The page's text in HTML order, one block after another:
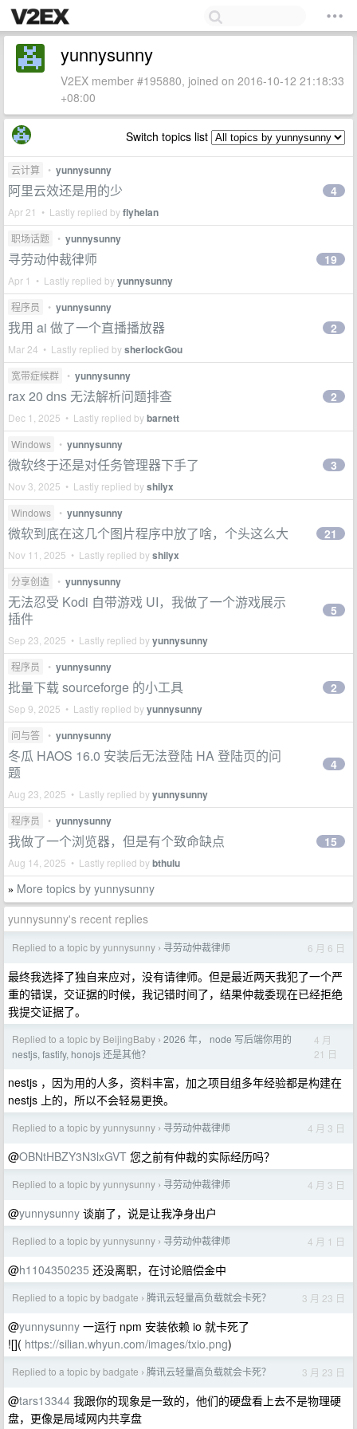
yunnysunny
V2EX member #195880, joined on 2016-10-12 21:18:33
+08:00
Switch topics list
云计算 • yunnysunny
阿里云效还是用的少
Apr 21 • Lastly replied byflyhelan
4
职场话题 • yunnysunny
寻劳动仲裁律师
Apr 1 • Lastly replied byyunnysunny
19
程序员 • yunnysunny
我用 ai 做了一个直播播放器
Mar 24 • Lastly replied bysherlockGou
2
宽带症候群 • yunnysunny
rax 20 dns 无法解析问题排查
Dec 1, 2025 • Lastly replied bybarnett
2
Windows • yunnysunny
微软终于还是对任务管理器下手了
Nov 3, 2025 • Lastly replied byshilyx
3
Windows • yunnysunny
微软到底在这几个图片程序中放了啥，个头这么大
Nov 11, 2025 • Lastly replied byshilyx
21
分享创造 • yunnysunny
无法忍受 Kodi 自带游戏 UI，我做了一个游戏展示
插件
Sep 23, 2025 • Lastly replied byyunnysunny
5
程序员 • yunnysunny
批量下载 sourceforge 的小工具
Sep 9, 2025 • Lastly replied byyunnysunny
2
问与答 • yunnysunny
冬瓜 HAOS 16.0 安装后无法登陆 HA 登陆页的问
题
Aug 23, 2025 • Lastly replied byyunnysunny
4
程序员 • yunnysunny
我做了一个浏览器，但是有个致命缺点
Aug 14, 2025 • Lastly replied bybthulu
15
» More topics by yunnysunny
yunnysunny's recent replies
Replied to a topic by yunnysunny › 寻劳动仲裁律师 6 月 6 日
最终我选择了独自来应对，没有请律师。但是最近两天我犯了一个严
重的错误，交证据的时候，我记错时间了，结果仲裁委现在已经拒绝
我提交证据了。
Replied to a topic by BeijingBaby › 2026 年， node 写后端你用的
nestjs, fastify, honojs 还是其他？
4 月
21 日
nestjs ，因为用的人多，资料丰富，加之项目组多年经验都是构建在
nestjs 上的，所以不会轻易更换。
Replied to a topic by yunnysunny › 寻劳动仲裁律师 4 月 3 日
@OBNtHBZY3N3lxGVT 您之前有仲裁的实际经历吗？
Replied to a topic by yunnysunny › 寻劳动仲裁律师 4 月 3 日
@yunnysunny 谈崩了，说是让我净身出户
Replied to a topic by yunnysunny › 寻劳动仲裁律师 4 月 1 日
@h1104350235 还没离职，在讨论赔偿金中
Replied to a topic by badgate › 腾讯云轻量高负载就会卡死？ 3 月 23 日
@yunnysunny 一运行 npm 安装依赖 io 就卡死了
![]( https://silian.whyun.com/images/txio.png)
Replied to a topic by badgate › 腾讯云轻量高负载就会卡死？ 3 月 23 日
@tars13344 我跟你的现象是一致的，他们的硬盘看上去不是物理硬
盘，更像是局域网内共享盘